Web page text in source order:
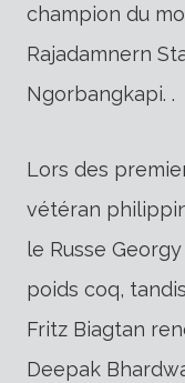
champion du
Rajadamnern
Ngorbangkapi. .
Lors des
vétéran
le Russe
poids coq,
Fritz Biagtan
Deepak